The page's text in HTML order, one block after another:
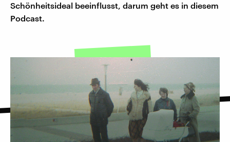
Schönheitsideal beeinflusst, darum geht es in diesem
Podcast.